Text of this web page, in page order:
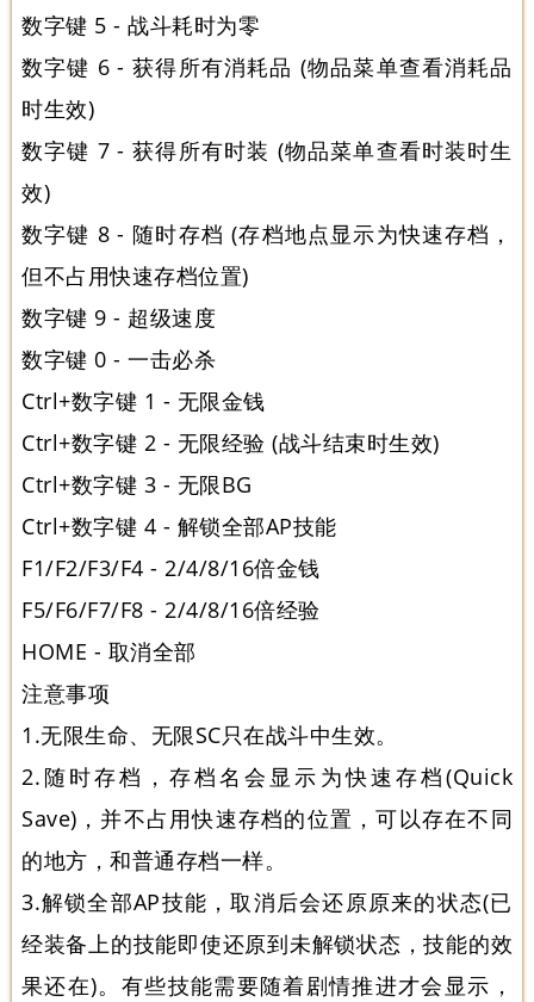
数字键 5 - 战斗耗时为零
数字键 6 - 获得所有消耗品 (物品菜单查看消耗品
时生效)
数字键 7 - 获得所有时装 (物品菜单查看时装时生
效)
数字键 8 - 随时存档 (存档地点显示为快速存档，
但不占用快速存档位置)
数字键 9 - 超级速度
数字键 0 - 一击必杀
Ctrl+数字键 1 - 无限金钱
Ctrl+数字键 2 - 无限经验 (战斗结束时生效)
Ctrl+数字键 3 - 无限BG
Ctrl+数字键 4 - 解锁全部AP技能
F1/F2/F3/F4 - 2/4/8/16倍金钱
F5/F6/F7/F8 - 2/4/8/16倍经验
HOME - 取消全部
注意事项
1.无限生命、无限SC只在战斗中生效。
2.随时存档，存档名会显示为快速存档(Quick
Save)，并不占用快速存档的位置，可以存在不同
的地方，和普通存档一样。
3.解锁全部AP技能，取消后会还原原来的状态(已
经装备上的技能即使还原到未解锁状态，技能的效
果还在)。有些技能需要随着剧情推进才会显示，